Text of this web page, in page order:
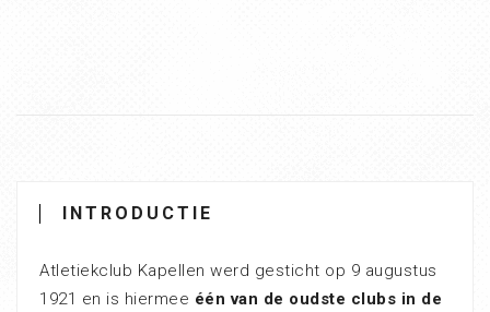
INTRODUCTIE
Atletiekclub Kapellen werd gesticht op 9 augustus
1921 en is hiermee één van de oudste clubs in de